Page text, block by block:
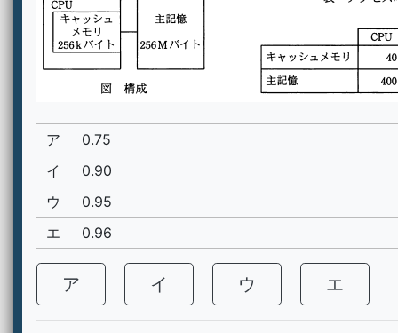
ア
0.75
イ
0.90
ウ
0.95
エ
0.96
ア イ ウ エ